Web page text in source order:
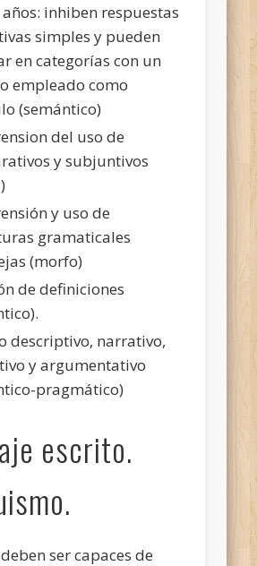
años: inhiben respuestas
simples y pueden
en categorías con un
empleado como
(semántico)
del uso de
y subjuntivos
y uso de
gramaticales
(morfo)
de definiciones
descriptivo, narrativo,
y argumentativo
pragmático)
escrito.
ser capaces de